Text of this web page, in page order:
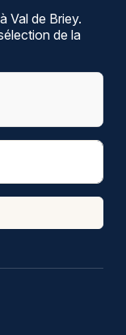
Val de Briey.
de la